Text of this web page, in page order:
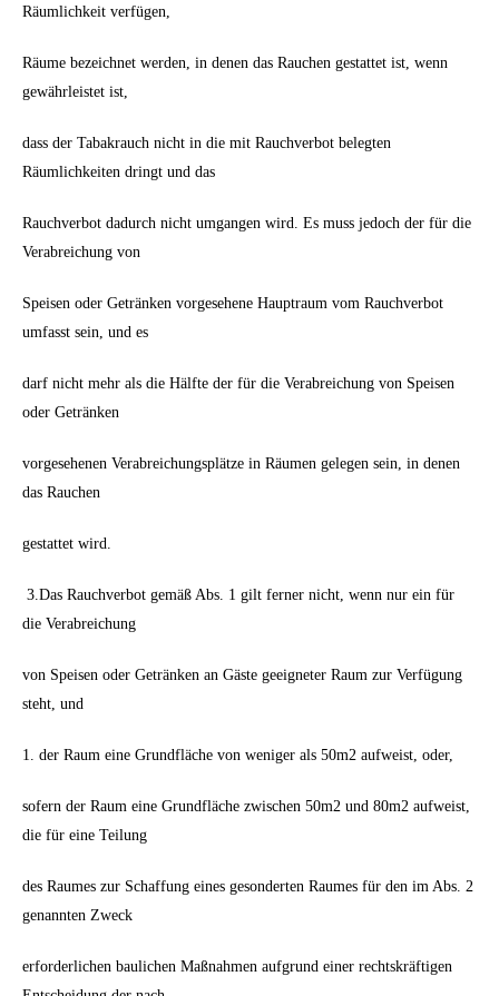
Räumlichkeit verfügen,
Räume bezeichnet werden, in denen das Rauchen gestattet ist, wenn
gewährleistet ist,
dass der Tabakrauch nicht in die mit Rauchverbot belegten
Räumlichkeiten dringt und das
Rauchverbot dadurch nicht umgangen wird. Es muss jedoch der für die
Verabreichung von
Speisen oder Getränken vorgesehene Hauptraum vom Rauchverbot
umfasst sein, und es
darf nicht mehr als die Hälfte der für die Verabreichung von Speisen
oder Getränken
vorgesehenen Verabreichungsplätze in Räumen gelegen sein, in denen
das Rauchen
gestattet wird.
3.Das Rauchverbot gemäß Abs. 1 gilt ferner nicht, wenn nur ein für
die Verabreichung
von Speisen oder Getränken an Gäste geeigneter Raum zur Verfügung
steht, und
1. der Raum eine Grundfläche von weniger als 50m2 aufweist, oder,
sofern der Raum eine Grundfläche zwischen 50m2 und 80m2 aufweist,
die für eine Teilung
des Raumes zur Schaffung eines gesonderten Raumes für den im Abs. 2
genannten Zweck
erforderlichen baulichen Maßnahmen aufgrund einer rechtskräftigen